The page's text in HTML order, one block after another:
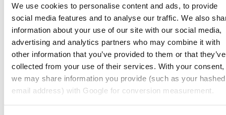
We use cookies to personalise content and ads, to provide
social media features and to analyse our traffic. We also
information about your use of our site with our social media,
advertising and analytics partners who may combine it with
other information that you’ve provided to them or that they’ve
collected from your use of their services. With your consent,
we may share information you provide (such as your hashed
email address) with Google for conversion measurement.
Browning